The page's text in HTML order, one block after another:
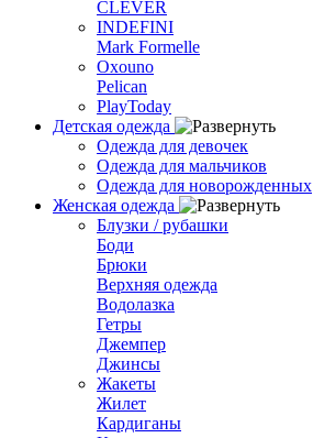
CLEVER
INDEFINI
Mark Formelle
Oxouno
Pelican
PlayToday
Детская одежда
Одежда для девочек
Одежда для мальчиков
Одежда для новорожденных
Женская одежда
Блузки / рубашки
Боди
Брюки
Верхняя одежда
Водолазка
Гетры
Джемпер
Джинсы
Жакеты
Жилет
Кардиганы